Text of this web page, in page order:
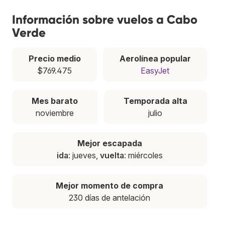
Información sobre vuelos a Cabo
Verde
Precio medio
$769.475
Aerolínea popular
EasyJet
Mes barato
noviembre
Temporada alta
julio
Mejor escapada
ida: jueves, vuelta: miércoles
Mejor momento de compra
230 días de antelación